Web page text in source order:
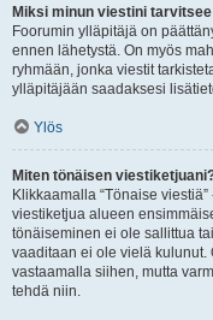
Miksi minun viestini
Foorumin ylläpitäjä on
ennen lähetystä. On myös
ryhmään, jonka viestit
ylläpitäjään saadaksesi
Ylös
Miten tönäisen
Klikkaamalla “Tönaise
viestiketjua alueen
tönäiseminen ei ole sallittua
vaaditaan ei ole vielä kulunut.
vastaamalla siihen, mutta
tehdä niin.